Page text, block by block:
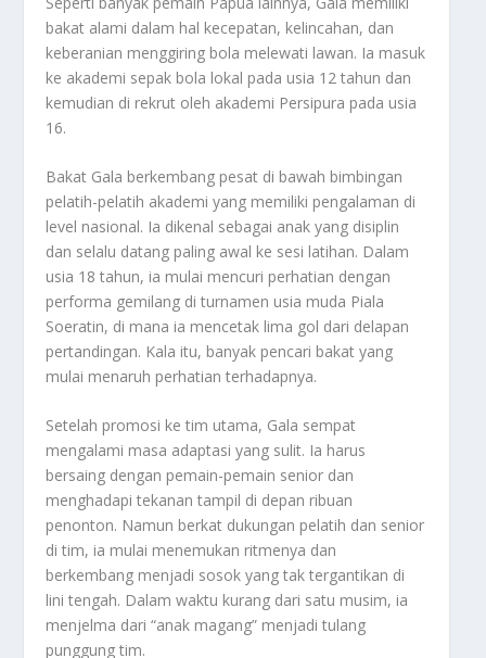
bakat alami dalam hal kecepatan, kelincahan, dan
keberanian menggiring bola melewati lawan. Ia masuk
ke akademi sepak bola lokal pada usia 12 tahun dan
kemudian di rekrut oleh akademi Persipura pada usia
16.
Bakat Gala berkembang pesat di bawah bimbingan
pelatih-pelatih akademi yang memiliki pengalaman di
level nasional. Ia dikenal sebagai anak yang disiplin
dan selalu datang paling awal ke sesi latihan. Dalam
usia 18 tahun, ia mulai mencuri perhatian dengan
performa gemilang di turnamen usia muda Piala
Soeratin, di mana ia mencetak lima gol dari delapan
pertandingan. Kala itu, banyak pencari bakat yang
mulai menaruh perhatian terhadapnya.
Setelah promosi ke tim utama, Gala sempat
mengalami masa adaptasi yang sulit. Ia harus
bersaing dengan pemain-pemain senior dan
menghadapi tekanan tampil di depan ribuan
penonton. Namun berkat dukungan pelatih dan senior
di tim, ia mulai menemukan ritmenya dan
berkembang menjadi sosok yang tak tergantikan di
lini tengah. Dalam waktu kurang dari satu musim, ia
menjelma dari “anak magang” menjadi tulang
punggung tim.